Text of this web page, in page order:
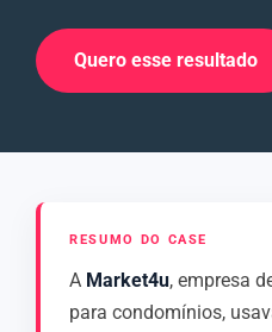
Quero esse resultado
RESUMO DO CASE
A Market4u, empresa
para condomínios,